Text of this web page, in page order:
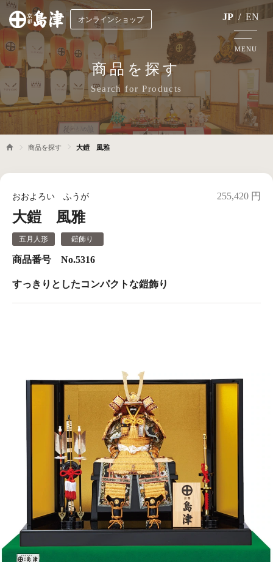
オンラインショップ JP / EN
MENU
商品を探す
Search for Products
商品を探す 大鎧 風雅
おおよろい ふうが
大鎧 風雅
五月人形 鎧飾り
商品番号 No.5316
すっきりとしたコンパクトな鎧飾り
255,420 円